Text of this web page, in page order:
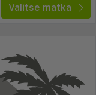
Valitse matka